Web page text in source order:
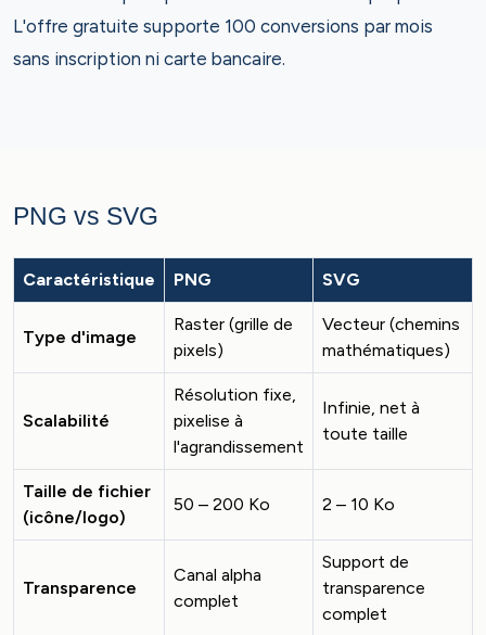
L'offre gratuite supporte 100 conversions par mois
sans inscription ni carte bancaire.
PNG vs SVG
Caractéristique PNG SVG
Type d'image
Raster (grille de
pixels)
Vecteur (chemins
mathématiques)
Scalabilité
Résolution fixe,
pixelise à
l'agrandissement
Infinie, net à
toute taille
Taille de fichier
(icône/logo)
50 – 200 Ko 2 – 10 Ko
Transparence
Canal alpha
complet
Support de
transparence
complet